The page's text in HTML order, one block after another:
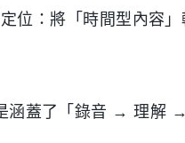
位：將「時間型內容
涵蓋了「錄音 → 理解